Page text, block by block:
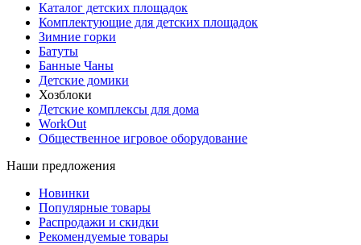
Каталог детских площадок
Комплектующие для детских площадок
Зимние горки
Батуты
Банные Чаны
Детские домики
Хозблоки
Детские комплексы для дома
WorkOut
Общественное игровое оборудование
Наши предложения
Новинки
Популярные товары
Распродажи и скидки
Рекомендуемые товары